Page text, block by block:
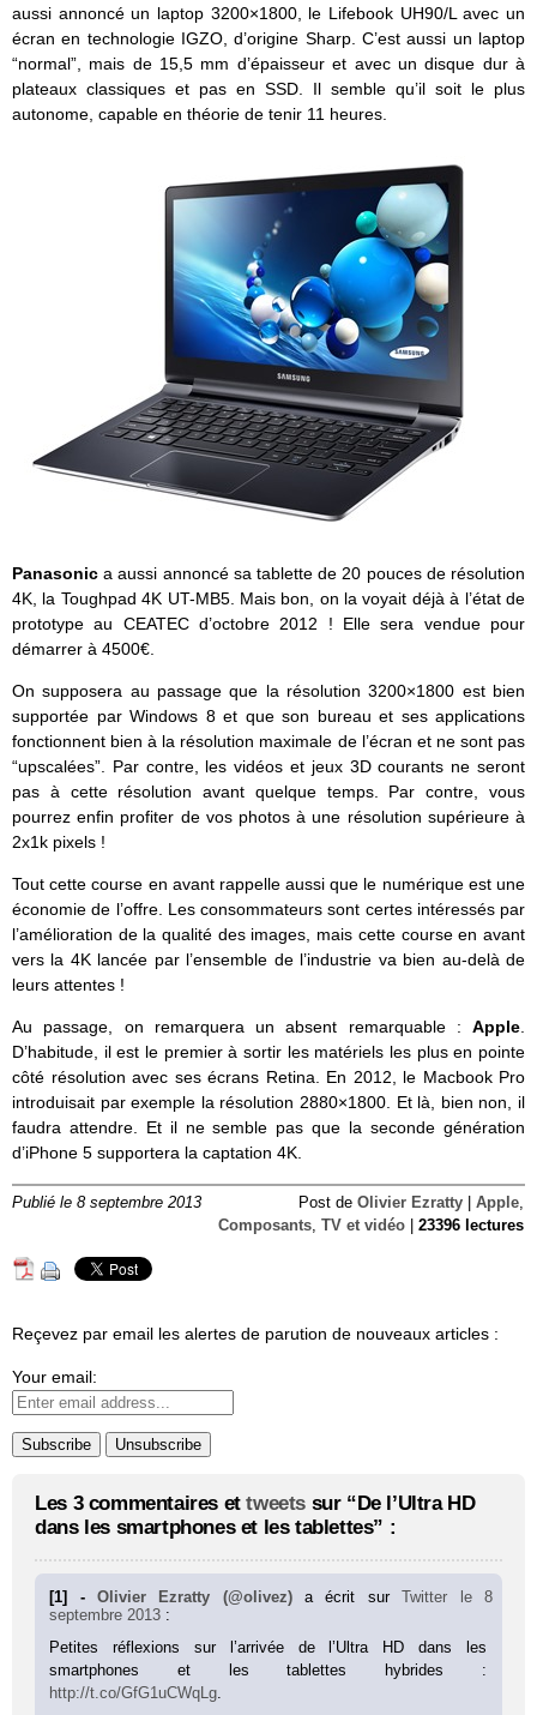
aussi annoncé un laptop 3200×1800, le Lifebook UH90/L avec un
écran en technologie IGZO, d’origine Sharp. C’est aussi un laptop
“normal”, mais de 15,5 mm d’épaisseur et avec un disque dur à
plateaux classiques et pas en SSD. Il semble qu’il soit le plus
autonome, capable en théorie de tenir 11 heures.
Panasonica aussi annoncé sa tablette de 20 pouces de résolution
4K, la Toughpad 4K UT-MB5. Mais bon, on la voyait déjà à l’état de
prototype au CEATEC d’octobre 2012 ! Elle sera vendue pour
démarrer à 4500€.
On supposera au passage que la résolution 3200×1800 est bien
supportée par Windows 8 et que son bureau et ses applications
fonctionnent bien à la résolution maximale de l’écran et ne sont pas
“upscalées”. Par contre, les vidéos et jeux 3D courants ne seront
pas à cette résolution avant quelque temps. Par contre, vous
pourrez enfin profiter de vos photos à une résolution supérieure à
2x1k pixels !
Tout cette course en avant rappelle aussi que le numérique est une
économie de l’offre. Les consommateurs sont certes intéressés par
l’amélioration de la qualité des images, mais cette course en avant
vers la 4K lancée par l’ensemble de l’industrie va bien au-delà de
leurs attentes !
Au passage, on remarquera un absent remarquable : Apple.
D’habitude, il est le premier à sortir les matériels les plus en pointe
côté résolution avec ses écrans Retina. En 2012, le Macbook Pro
introduisait par exemple la résolution 2880×1800. Et là, bien non, il
faudra attendre. Et il ne semble pas que la seconde génération
d’iPhone 5 supportera la captation 4K.
Publié le 8 septembre 2013 Post de Olivier Ezratty Apple,
Composants, TV et vidéo 23396 lectures
Reçevez par email les alertes de parution de nouveaux articles :
Your email:
Les 3 commentaires ettweets sur “De l’Ultra HD
dans les smartphones et les tablettes” :
[1] - Olivier Ezratty (@olivez) a écrit surTwitter
le 8
septembre 2013 :
Petites réflexions sur l’arrivée de l’Ultra HD dans les
smartphones et les tablettes hybrides :
http://t.co/GfG1uCWqLg.